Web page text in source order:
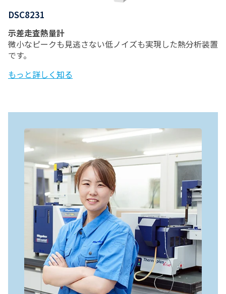
DSC8231
示差走査熱量計
微小なピークも見逃さない低ノイズも実現した熱分析装置
です。
もっと詳しく知る